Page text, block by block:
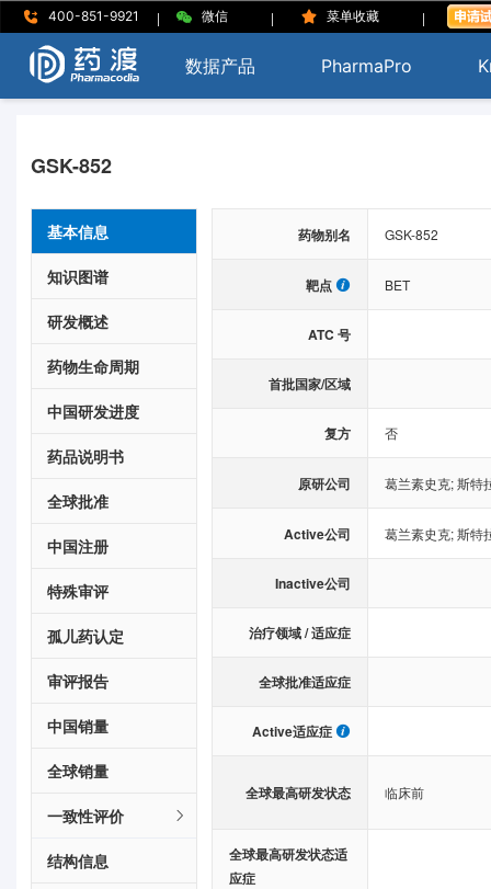
400-851-9921 | 微信 | 菜单收藏 |
数据产品 PharmaPro
GSK-852
基本信息
知识图谱
研发概述
药物生命周期
中国研发进度
药品说明书
全球批准
中国注册
特殊审评
孤儿药认定
审评报告
中国销量
全球销量
一致性评价
结构信息
药物别名 GSK-852
靶点 BET
ATC 号
首批国家/区域
复方 否
原研公司 葛兰素史克;斯特
Active公司 葛兰素史克;斯特
Inactive公司
治疗领域 / 适应症
全球批准适应症
Active适应症
全球最高研发状态 临床前
全球最高研发状态适
应症